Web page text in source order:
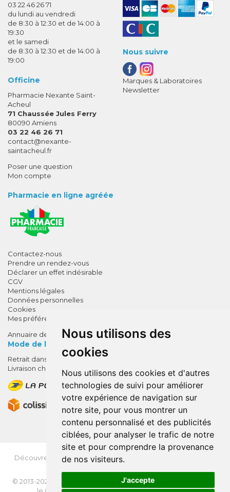
Nous utilisons des
cookies
Nous utilisons des cookies et d'autres
technologies de suivi pour améliorer
votre expérience de navigation sur
notre site, pour vous montrer un
contenu personnalisé et des publicités
ciblées, pour analyser le trafic de notre
site et pour comprendre la provenance
de nos visiteurs.
J'accepte
03 22 46 26 71
du lundi au vendredi
de 8:30 à 12:30 et de 14:00 à
19:30
et le samedi
de 8:30 à 12:30 et de 14:00 à
19:00
Officine
Pharmacie Nexante Saint-
Acheul
71 Chaussée Jules Ferry
80090 Amiens
03 22 46 26 71
contact-
@-
nexante-
saintacheul.fr
Poser une question
Mon compte
Nous suivre
Marques & Laboratoires
Newsletter
Pharmacie en ligne agréée
Contactez-nous
Prendre un rendez-vous
Déclarer un effet indésirable
CGV
Mentions légales
Données personnelles
Cookies
Mes préférences Cookies
Annuaire des pharmacies
Mode de livraison
Retrait dans la pharmacie
Livraison chez vous
Découvrez OrdoFlash.fr (MonOrdo.fr)
© 2013-2026
- Tous droits réservés - Page mise à jour
SUR VOTRE 1ÈRE COMMANDE*
AVEC LE CODE
BIENVENUE10
* sans minimum d'achat , hors
médicaments et produits en offre,
utilisez le code au moment de la
validation du panier afin que la